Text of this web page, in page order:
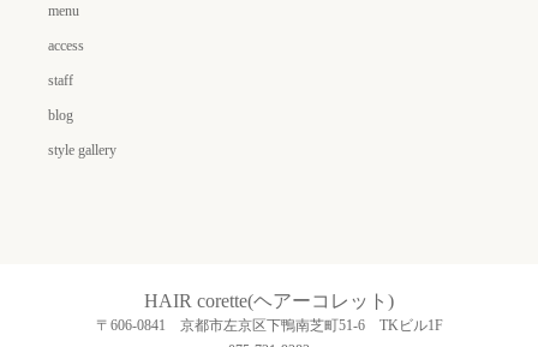
menu
access
staff
blog
style gallery
HAIR corette(ヘアーコレット)
〒606-0841 京都市左京区下鴨南芝町51-6 TKビル1F